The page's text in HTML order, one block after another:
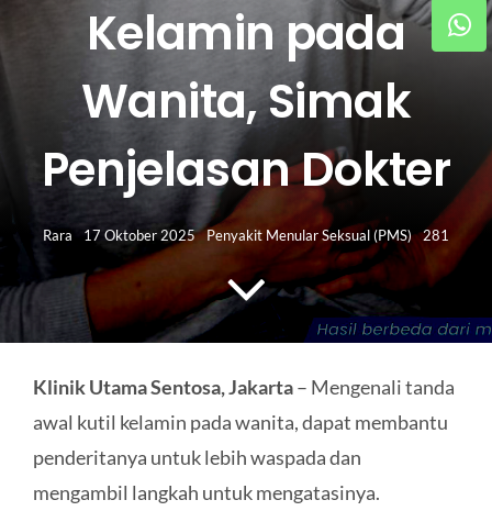
ARTIKEL
HUBUNGI KAMI
Search
Kelamin pada
Wanita, Simak
Penjelasan Dokter
Rara 17 Oktober 2025 Penyakit Menular Seksual (PMS) 281
Klinik Utama Sentosa, Jakarta– Mengenali tanda
awal kutil kelamin pada wanita, dapat membantu
penderitanya untuk lebih waspada dan
mengambil langkah untuk mengatasinya.